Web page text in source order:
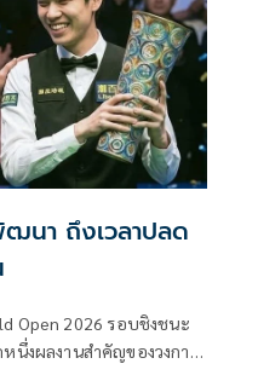
นา ถึงเวลาปลด
Open 2026 รอบชิงชนะ
หนึ่งผลงานสำคัญของวงการ